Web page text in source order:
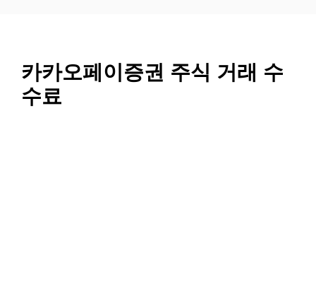
카카오페이증권 주식 거래 수
수료